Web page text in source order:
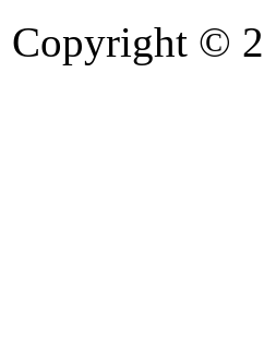
Copyright ©